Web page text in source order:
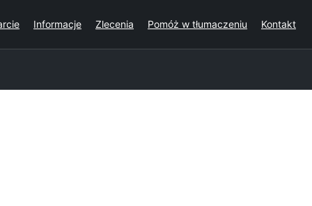
Informacje Zlecenia Pomóż w tłumaczeniu Kontakt